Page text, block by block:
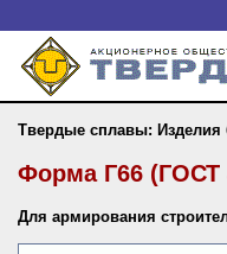
Твердые сплавы:
Форма Г66 (ГОСТ
Для армирования